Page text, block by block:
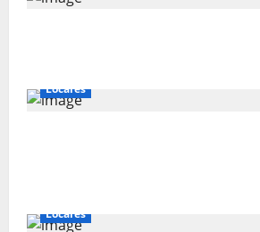
Locales
Locales